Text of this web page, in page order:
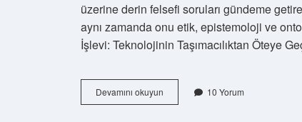
üzerine derin felsefi soruları gündeme
aynı zamanda onu etik, epistemoloji ve
İşlevi: Teknolojinin Taşımacılıktan Öteye
Devamını okuyun Araçlarda
Sync
10 Yorum